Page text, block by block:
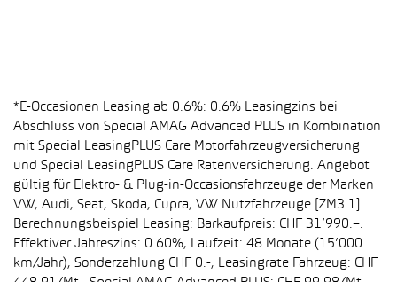
*E-Occasionen Leasing ab 0.6%: 0.6% Leasingzins bei
Abschluss von Special AMAG Advanced PLUS in Kombination
mit Special LeasingPLUS Care Motorfahrzeugversicherung
und Special LeasingPLUS Care Ratenversicherung. Angebot
gültig für Elektro- & Plug-in-Occasionsfahrzeuge der Marken
VW, Audi, Seat, Skoda, Cupra, VW Nutzfahrzeuge.[ZM3.1]
Berechnungsbeispiel Leasing: Barkaufpreis: CHF 31’990.–.
Effektiver Jahreszins: 0.60%, Laufzeit: 48 Monate (15’000
km/Jahr), Sonderzahlung CHF 0.-, Leasingrate Fahrzeug: CHF